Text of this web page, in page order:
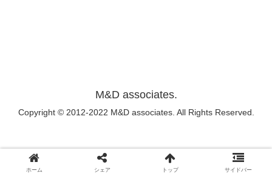
M&D associates.
Copyright © 2012-2022 M&D associates. All Rights Reserved.
ホーム シェア トップ サイドバー